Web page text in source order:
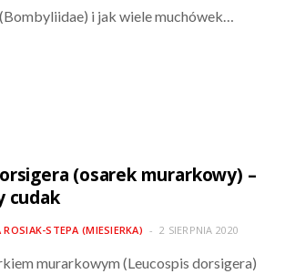
i jak wiele muchówek…
(osarek murarkowy) –
cudak
STEPA (MIESIERKA) 2 SIERPNIA 2020
murarkowym (Leucospis dorsigera)